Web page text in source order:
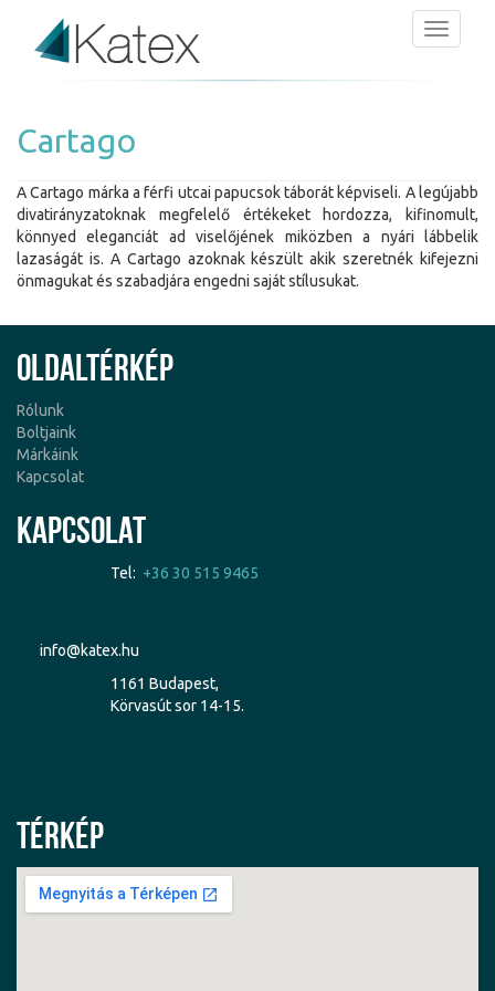
Menü
Cartago
A Cartago márka a férfi utcai papucsok táborát képviseli. A legújabb
divatirányzatoknak megfelelő értékeket hordozza, kifinomult,
könnyed eleganciát ad viselőjének miközben a nyári lábbelik
lazaságát is. A Cartago azoknak készült akik szeretnék kifejezni
önmagukat és szabadjára engedni saját stílusukat.
Oldaltérkép
Rólunk
Boltjaink
Márkáink
Kapcsolat
Kapcsolat
Tel: +36 30 515 9465
info@katex.hu
1161 Budapest,
Körvasút sor 14-15.
Térkép